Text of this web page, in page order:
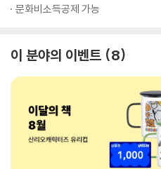
문화비소득공제 가능
이 분야의 이벤트 8